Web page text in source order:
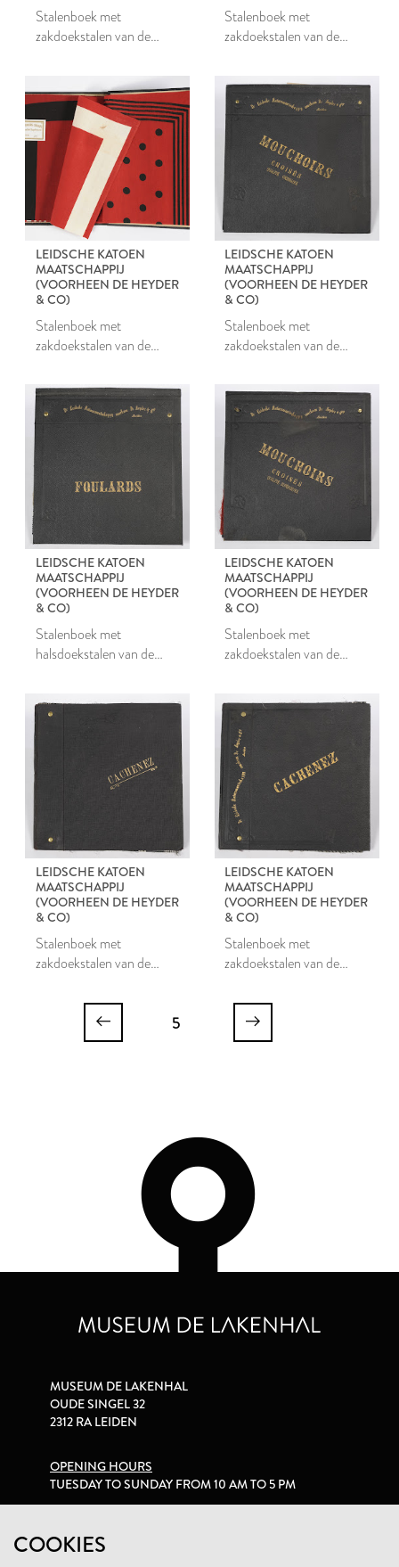
Stalenboek met
zakdoekstalen van de
Stalenboek met
zakdoekstalen van de
LEIDSCHE KATOEN
MAATSCHAPPIJ
(VOORHEEN DE HEYDER
& CO)
Stalenboek met
zakdoekstalen van de
Maatschappij
LEIDSCHE KATOEN
MAATSCHAPPIJ
(VOORHEEN DE HEYDER
& CO)
Stalenboek met
zakdoekstalen van de
LEIDSCHE KATOEN
MAATSCHAPPIJ
(VOORHEEN DE HEYDER
& CO)
Stalenboek met
halsdoekstalen van de
LEIDSCHE KATOEN
MAATSCHAPPIJ
(VOORHEEN DE HEYDER
& CO)
Stalenboek met
zakdoekstalen van de
LEIDSCHE KATOEN
MAATSCHAPPIJ
(VOORHEEN DE HEYDER
& CO)
Stalenboek met
zakdoekstalen van de
Maatschappij
LEIDSCHE KATOEN
MAATSCHAPPIJ
(VOORHEEN DE HEYDER
& CO)
Stalenboek met
zakdoekstalen van de
Maatschappij
5
COOKIES
MUSEUM DE LAKENHAL
OUDE SINGEL 32
2312 RA LEIDEN
OPENING HOURS
TUESDAY TO SUNDAY FROM 10 AM TO 5 PM